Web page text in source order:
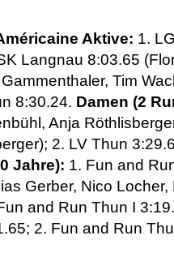
Aktive: 1.
Langnau 8:03.65
Tim
8:30.24. Damen (2
Anja
2. LV Thun
Jahre): 1. Fun and
Gerber, Nico
and Run Thun I
2. Fun and Run